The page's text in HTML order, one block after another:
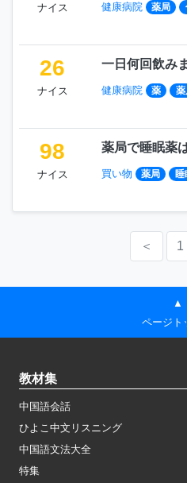
ナイス 健康病院 薬局
26
ナイス
一日何回飲み
健康病院 薬 薬
98
ナイス
薬局で睡眠薬
買い物 薬局 睡
＜ 1
▲
ページト
教材集
中国語会話
ひよこ中文リスニング
中国語文法大全
特集